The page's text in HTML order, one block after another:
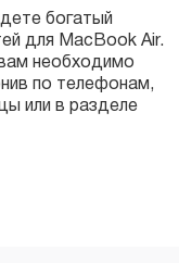
богатый
для MacBook Air.
необходимо
по телефонам,
или в разделе